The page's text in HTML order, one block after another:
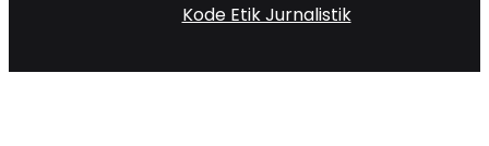
Kode Etik Jurnalistik